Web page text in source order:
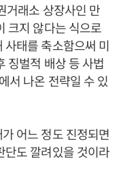
거래소 상장사인 만
크지 않다는 식으로
태를 축소함으써 미
징벌적 배상 등 사법
서 나온 전략일 수 있
어느 정도 진정되면
단도 깔려있을 것이라